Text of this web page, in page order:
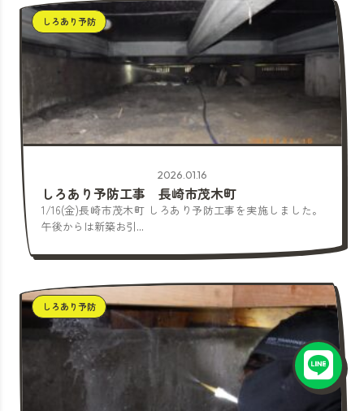
しろあり予防
2026.01.16
しろあり予防工事 長崎市茂木町
1/16(金)長崎市茂木町 しろあり予防工事を実施しました。
午後からは新築お引...
しろあり予防